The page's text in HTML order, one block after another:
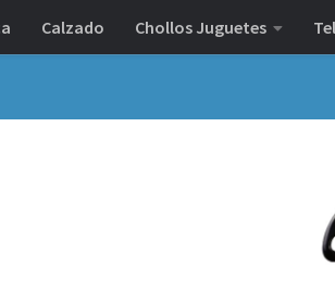
Calzado Chollos Juguetes